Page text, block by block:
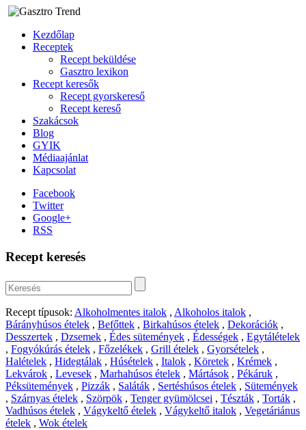
Kezdőlap
Receptek
Recept beküldése
Gasztro lexikon
Recept keresők
Recept gyorskereső
Recept kereső
Szakácsok
Blog
GYIK
Médiaajánlat
Kapcsolat
Facebook
Twitter
Google+
RSS
Recept keresés
Recept típusok: Alkoholmentes italok , Alkoholos italok ,
Bárányhúsos ételek , Befőttek , Birkahúsos ételek , Dekorációk ,
Desszertek , Dzsemek , Édes sütemények , Édességek , Egytálételek
, Fogyókúrás ételek , Főzelékek , Grill ételek , Gyorsételek ,
Halételek , Hidegtálak , Húsételek , Italok , Köretek , Krémek ,
Lekvárok , Levesek , Marhahúsos ételek , Mártások , Pékáruk ,
Péksütemények , Pizzák , Saláták , Sertéshúsos ételek , Sütemények
, Szárnyas ételek , Szörpök , Tenger gyümölcsei , Tészták , Torták ,
Vadhúsos ételek , Vágykeltő ételek , Vágykeltő italok , Vegetáriánus
ételek , Wok ételek